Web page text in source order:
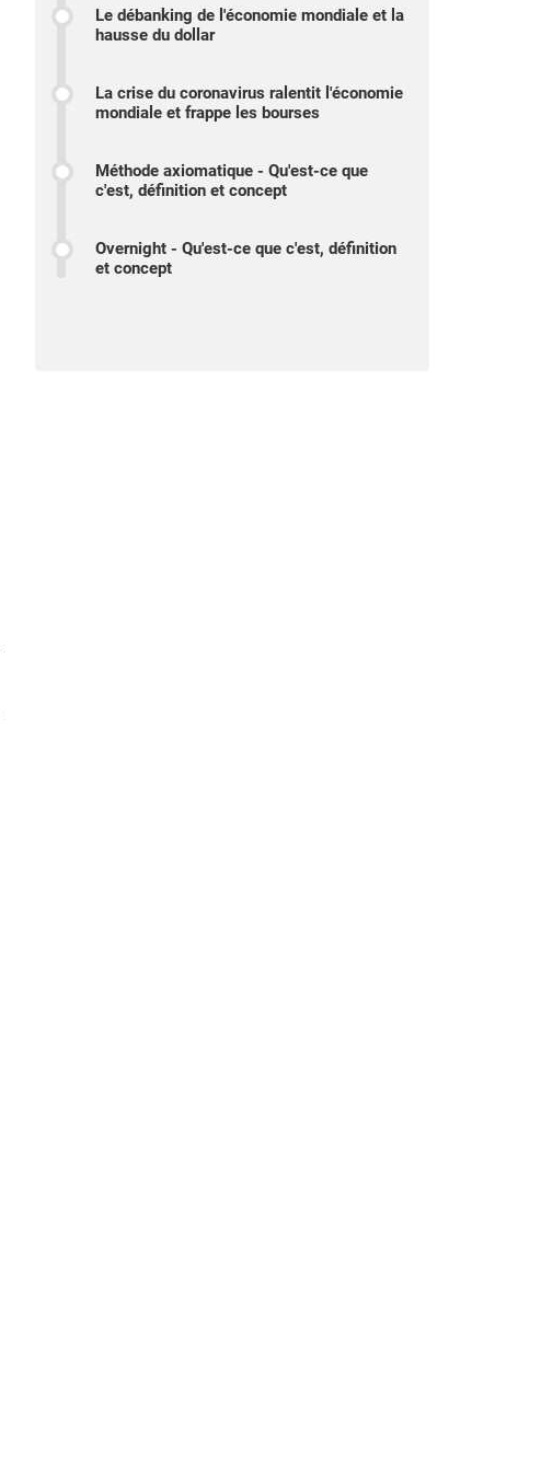
Le débanking de l'économie mondiale et la
hausse du dollar
La crise du coronavirus ralentit l'économie
mondiale et frappe les bourses
Méthode axiomatique - Qu'est-ce que
c'est, définition et concept
Overnight - Qu'est-ce que c'est, définition
et concept